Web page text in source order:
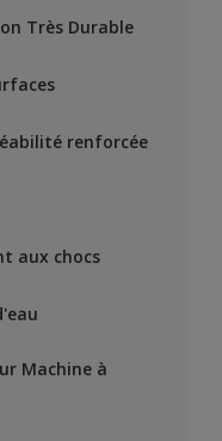
Très Durable
renforcée
aux chocs
Machine à